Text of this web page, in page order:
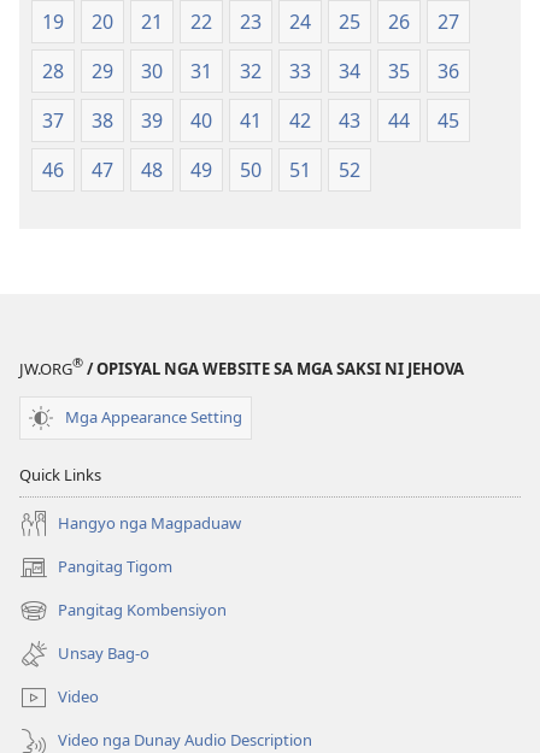
Gikan
sa
2013
nga
Rebisadong
Edisyon
Holy
Scriptures)
Gikan
sa
2013
nga
Rebisadong
Holy
19
20 21 22 23 24 25 26
27
28
29 30 31 32 33 34 35
36
37
38 39 40 41 42 43 44
45
46
47 48 49 50 51 52
JW.ORG® / OPISYAL NGA WEBSITE SA MGA SAKSI NI JEHOVA
Mga Appearance Setting
Quick Links
Hangyo nga Magpaduaw
Pangitag Tigom
(mo-
open
ug
bag-
ong
window)
Pangitag Kombensiyon
(mo-
open
ug
bag-
ong
window)
Unsay Bag-o
Video
Video nga Dunay Audio Description